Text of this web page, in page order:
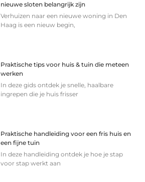
nieuwe sloten belangrijk zijn
Verhuizen naar een nieuwe woning in Den
Haag is een nieuw begin,
Praktische tips voor huis & tuin die meteen
werken
In deze gids ontdek je snelle, haalbare
ingrepen die je huis frisser
Praktische handleiding voor een fris huis en
een fijne tuin
In deze handleiding ontdek je hoe je stap
voor stap werkt aan